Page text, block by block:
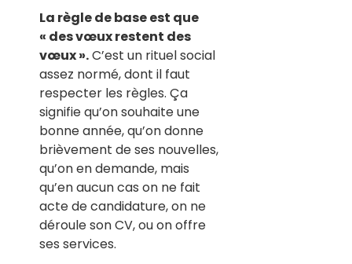
La règle de base est que
« des vœux restent des
vœux ».C’est un rituel social
assez normé, dont il faut
respecter les règles. Ça
signifie qu’on souhaite une
bonne année, qu’on donne
brièvement de ses nouvelles,
qu’on en demande, mais
qu’en aucun cas on ne fait
acte de candidature, on ne
déroule son CV, ou on offre
ses services.